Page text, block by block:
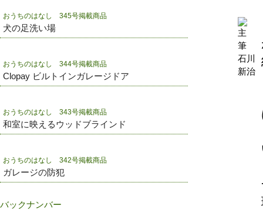
おうちのはなし 345号掲載商品
犬の足洗い場
おうちのはなし 344号掲載商品
Clopay ビルトインガレージドア
おうちのはなし 343号掲載商品
和室に映えるウッドブラインド
おうちのはなし 342号掲載商品
ガレージの防犯
バックナンバー